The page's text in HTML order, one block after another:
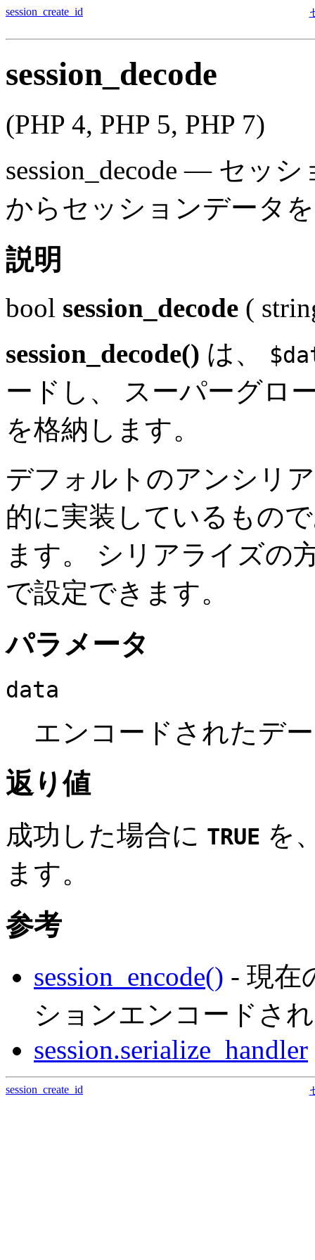
session_create_id
session_decode
(PHP 4, PHP 5, PHP 7)
session_decode — セッシ
からセッションデータ
説明
bool session_decode (
session_decode() は、
ードし、 スーパーグロ
を格納します。
デフォルトのアンシリ
的に実装しているもの
ます。 シリアライズの
で設定できます。
パラメータ
data
エンコードされたデ
返り値
成功した場合に TRUE を
ます。
参考
session_encode() - 現在
ションエンコードさ
session.serialize_handler
session_create_id